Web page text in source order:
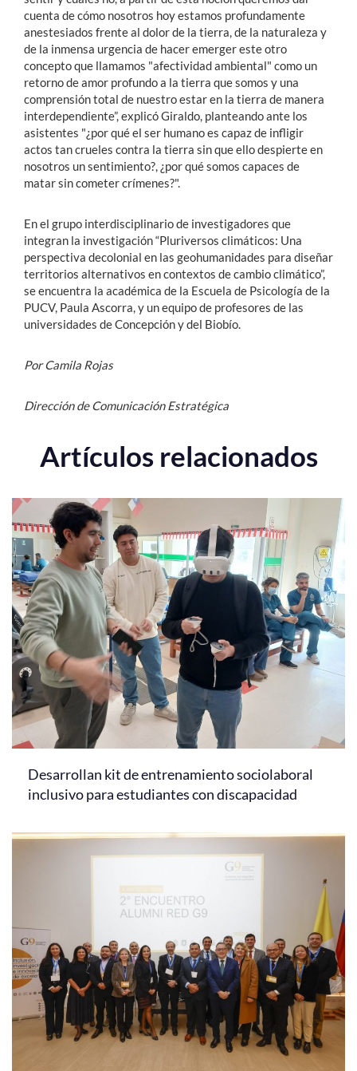
cuenta de cómo nosotros hoy estamos profundamente
anestesiados frente al dolor de la tierra, de la naturaleza y
de la inmensa urgencia de hacer emerger este otro
concepto que llamamos "afectividad ambiental" como un
retorno de amor profundo a la tierra que somos y una
comprensión total de nuestro estar en la tierra de manera
interdependiente”, explicó Giraldo, planteando ante los
asistentes "¿por qué el ser humano es capaz de infligir
actos tan crueles contra la tierra sin que ello despierte en
nosotros un sentimiento?, ¿por qué somos capaces de
matar sin cometer crímenes?".
En el grupo interdisciplinario de investigadores que
integran la investigación“Pluriversos climáticos: Una
perspectiva decolonial en las geohumanidades para diseñar
territorios alternativos en contextos de cambio climático”,
se encuentra la académica de la Escuela de Psicología de la
PUCV, Paula Ascorra, y un equipo de profesores de las
universidades de Concepción y del Biobío.
Por Camila Rojas
Dirección de Comunicación Estratégica
Artículos relacionados
Desarrollan kit de entrenamiento sociolaboral
inclusivo para estudiantes con discapacidad